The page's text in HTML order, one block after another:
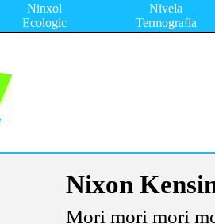
Ninxol
Ecologic
Nivela
Termografia
Nixon
Mori mori mori